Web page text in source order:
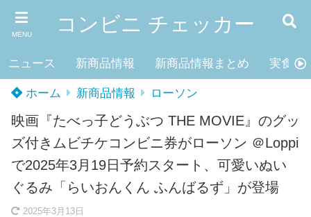
MENU コンビニ チェッカー
ニュース 新商品情報 新商品情報まとめ 実食レ
ホーム 新商品情報 ローソン
映画『たべっ子どうぶつ THE MOVIE』のグッ
ズ付きムビチケコンビニ券がローソン ＠Loppi
で2025年3月19日予約スタート、可愛いぬい
ぐるみ「らいおんくん ふんばるず」が登場
2025年3月13日